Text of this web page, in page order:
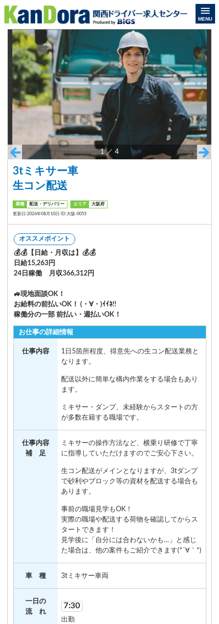
MENU
1／ 4
3tミキサー車
生コン配送
業種 配送・デリバリー エリア 大阪府
更新日:2026年08月10日 ID:大阪-0055
オススメポイント
💰💰【日給・月収は】💰💰
日給15,263円
24日稼働 月収366,312円
🚙現地面談OK！
お給料の前払いOK！ (・∀・)ｲｲﾈ!!
稼働分の一部 前払い・週払いOK！
お仕事の詳細情報
仕事内容
1日5箇所程度、得意先への生コン配送業務と
なります。
配送以外に簡単な構内作業をする場合もあり
ます。
ミキサー・ダンプ、未経験からスタートの方
が多数在籍する職場です。
仕事内容
補 足
ミキサーの操作方法など、横乗り研修で丁寧
に指導していただけますのでご安心下さい。
生コン配送がメインとなりますが、3tダンプ
で砂利やブロック等の資材を配送する場合も
あります。
事前の職場見学もOK！
実際の職場や配送する荷物を確認してからス
タートできます！
見学後に「自分には合わないかも…」と感じ
た場合は、他の案件もご紹介できます(*´∀｀*)
車 種 3tミキサー車両
一日の
流 れ
7:30
出勤